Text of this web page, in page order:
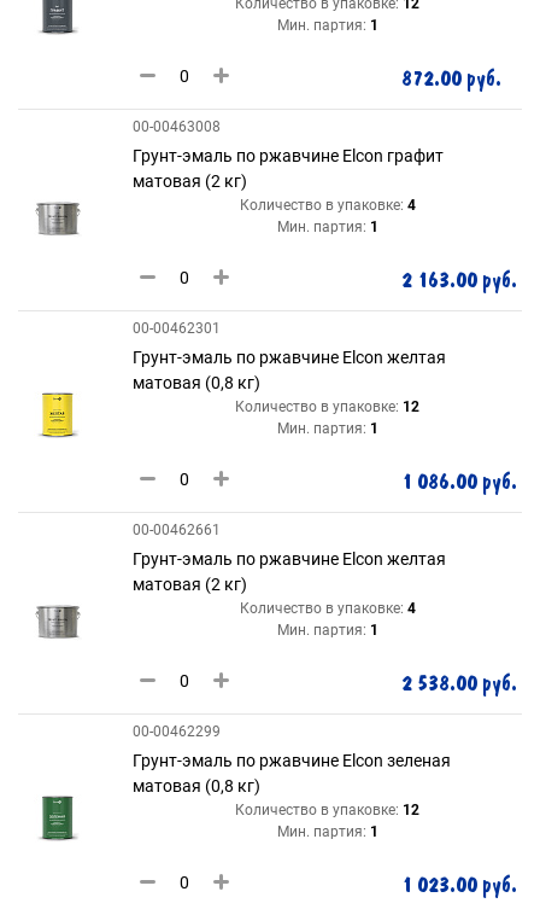
Количество в упаковке: 12
Мин. партия: 1
872.00 руб.
00-00463008
Грунт-эмаль по ржавчине Elcon графит
матовая (2 кг)
Количество в упаковке: 4
Мин. партия: 1
2 163.00 руб.
00-00462301
Грунт-эмаль по ржавчине Elcon желтая
матовая (0,8 кг)
Количество в упаковке: 12
Мин. партия: 1
1 086.00 руб.
00-00462661
Грунт-эмаль по ржавчине Elcon желтая
матовая (2 кг)
Количество в упаковке: 4
Мин. партия: 1
2 538.00 руб.
00-00462299
Грунт-эмаль по ржавчине Elcon зеленая
матовая (0,8 кг)
Количество в упаковке: 12
Мин. партия: 1
1 023.00 руб.